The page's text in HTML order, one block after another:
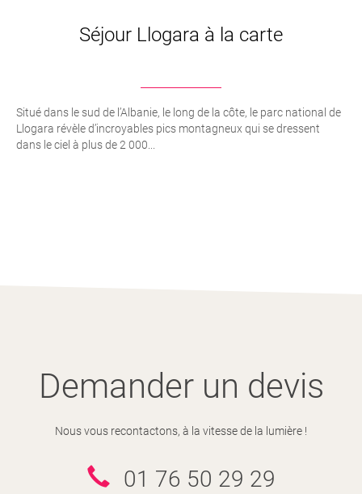
Séjour Llogara à la carte
Situé dans le sud de l’Albanie, le long de la côte, le parc national de
Llogara révèle d’incroyables pics montagneux qui se dressent
dans le ciel à plus de 2 000...
Demander un devis
Nous vous recontactons, à la vitesse de la lumière !
01 76 50 29 29